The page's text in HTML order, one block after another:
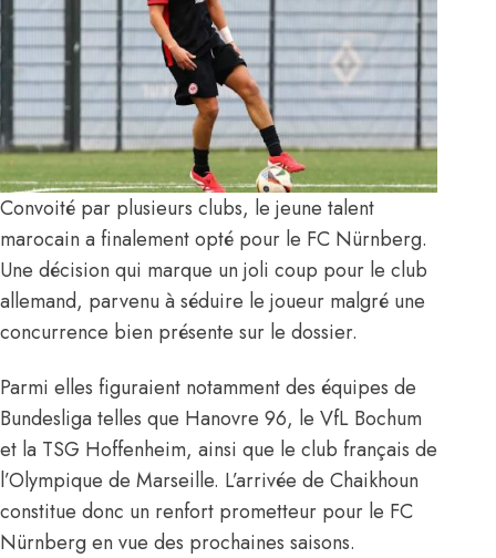
Convoité par plusieurs clubs, le jeune talent
marocain a finalement opté pour le FC Nürnberg.
Une décision qui marque un joli coup pour le club
allemand, parvenu à séduire le joueur malgré une
concurrence bien présente sur le dossier.
Parmi elles figuraient notamment des équipes de
Bundesliga telles que Hanovre 96, le VfL Bochum
et la TSG Hoffenheim, ainsi que le club français de
l’Olympique de Marseille. L’arrivée de Chaikhoun
constitue donc un renfort prometteur pour le FC
Nürnberg en vue des prochaines saisons.